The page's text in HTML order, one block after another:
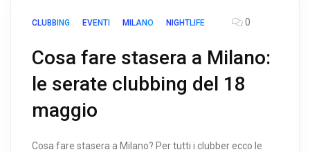
CLUBBING EVENTI MILANO NIGHTLIFE 0
Cosa fare stasera a Milano:
le serate clubbing del 18
maggio
Cosa fare stasera a Milano? Per tutti i clubber ecco le